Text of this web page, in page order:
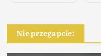
Nie przegapcie: